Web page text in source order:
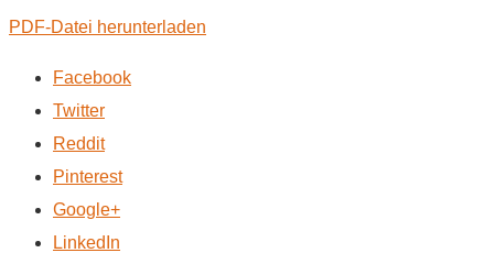
PDF-Datei herunterladen
Facebook
Twitter
Reddit
Pinterest
Google+
LinkedIn